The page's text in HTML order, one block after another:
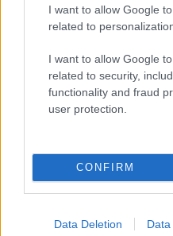
I want to allow Google
related to
I want to allow Google
related to security,
functionality and fraud
user protection.
CONFIRM
Data Deletion Data